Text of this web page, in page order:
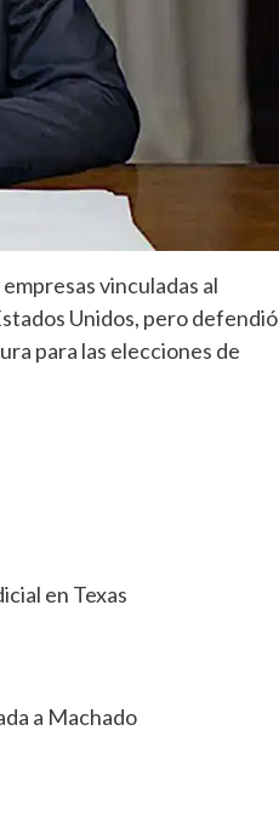
vinculadas al
Unidos, pero defendió
para las elecciones de
en Texas
a Machado